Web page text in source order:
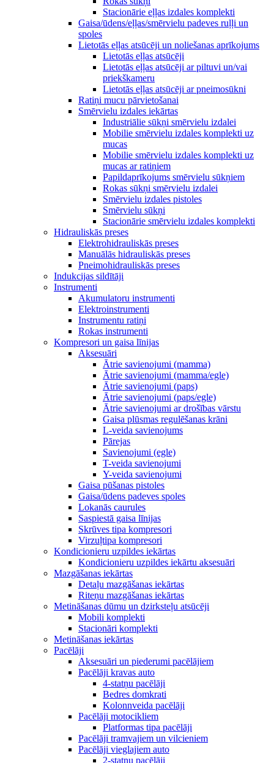
Stacionārie eļļas izdales komplekti
Gaisa/ūdens/eļļas/smērvielu padeves ruļļi un
spoles
Lietotās eļļas atsūcēji un noliešanas aprīkojums
Lietotās eļļas atsūcēji
Lietotās eļļas atsūcēji ar piltuvi un/vai
priekškameru
Lietotās eļļas atsūcēji ar pneimosūkni
Ratiņi mucu pārvietošanai
Smērvielu izdales iekārtas
Industriālie sūkņi smērvielu izdalei
Mobilie smērvielu izdales komplekti uz
mucas
Mobilie smērvielu izdales komplekti uz
mucas ar ratiņiem
Papildaprīkojums smērvielu sūkņiem
Rokas sūkņi smērvielu izdalei
Smērvielu izdales pistoles
Smērvielu sūkņi
Stacionārie smērvielu izdales komplekti
Hidrauliskās preses
Elektrohidrauliskās preses
Manuālās hidrauliskās preses
Pneimohidrauliskās preses
Indukcijas sildītāji
Instrumenti
Akumulatoru instrumenti
Elektroinstrumenti
Instrumentu ratiņi
Rokas instrumenti
Kompresori un gaisa līnijas
Aksesuāri
Ātrie savienojumi (mamma)
Ātrie savienojumi (mamma/egle)
Ātrie savienojumi (paps)
Ātrie savienojumi (paps/egle)
Ātrie savienojumi ar drošības vārstu
Gaisa plūsmas regulēšanas krāni
L-veida savienojums
Pārejas
Savienojumi (egle)
T-veida savienojumi
Y-veida savienojumi
Gaisa pūšanas pistoles
Gaisa/ūdens padeves spoles
Lokanās caurules
Saspiestā gaisa līnijas
Skrūves tipa kompresori
Virzuļtipa kompresori
Kondicionieru uzpildes iekārtas
Kondicionieru uzpildes iekārtu aksesuāri
Mazgāšanas iekārtas
Detaļu mazgāšanas iekārtas
Riteņu mazgāšanas iekārtas
Metināšanas dūmu un dzirksteļu atsūcēji
Mobili komplekti
Stacionāri komplekti
Metināšanas iekārtas
Pacēlāji
Aksesuāri un piederumi pacēlājiem
Pacēlāji kravas auto
4-statņu pacēlāji
Bedres domkrati
Kolonnveida pacēlāji
Pacēlāji motocikliem
Platformas tipa pacēlāji
Pacēlāji tramvajiem un vilcieniem
Pacēlāji vieglajiem auto
2-statņu pacēlāji